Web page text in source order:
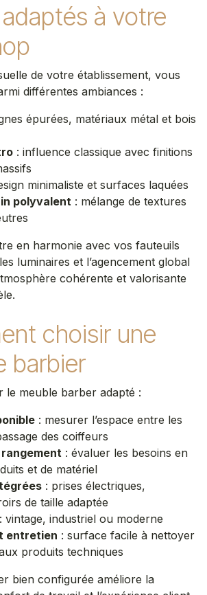
à votre
de votre établissement, vous
différentes ambiances :
épurées, matériaux métal et bois
: influence classique avec finitions
minimaliste et surfaces laquées
polyvalent : mélange de textures
en harmonie avec vos fauteuils
luminaires et l’agencement global
cohérente et valorisante
choisir une
barbier
le meuble barber adapté :
: mesurer l’espace entre les
des coiffeurs
: évaluer les besoins en
et de matériel
: prises électriques,
de taille adaptée
: vintage, industriel ou moderne
entretien : surface facile à nettoyer
produits techniques
bien configurée améliore la